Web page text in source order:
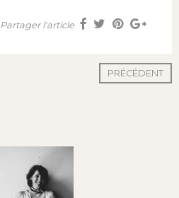
Partager l'article
PRÉCÉDENT